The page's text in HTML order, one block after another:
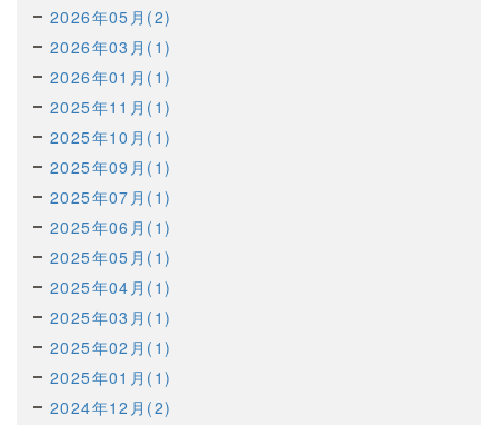
2026年05月(2)
2026年03月(1)
2026年01月(1)
2025年11月(1)
2025年10月(1)
2025年09月(1)
2025年07月(1)
2025年06月(1)
2025年05月(1)
2025年04月(1)
2025年03月(1)
2025年02月(1)
2025年01月(1)
2024年12月(2)